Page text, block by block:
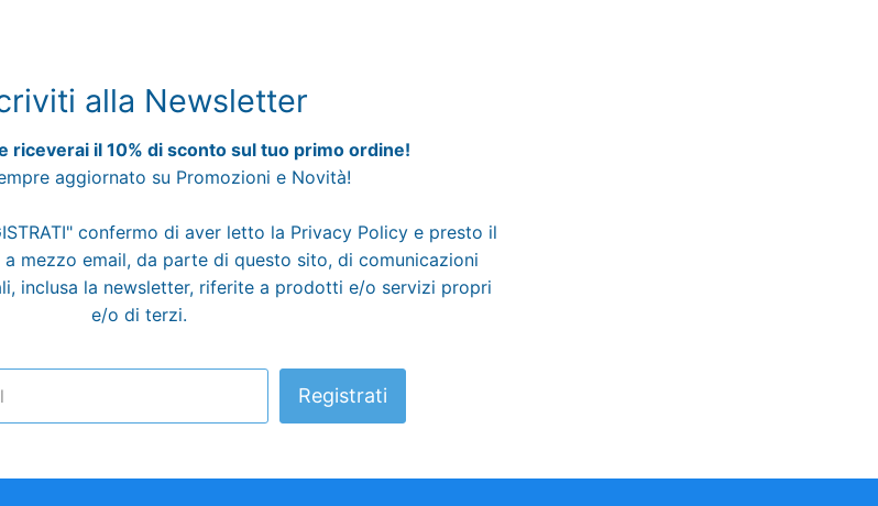
alla Newsletter
riceverai il 10% di sconto sul tuo primo ordine!
aggiornato su Promozioni e Novità!
confermo di aver letto la Privacy Policy e presto il
a mezzo email, da parte di questo sito, di comunicazioni
inclusa la newsletter, riferite a prodotti e/o servizi propri
e/o di terzi.
Registrati